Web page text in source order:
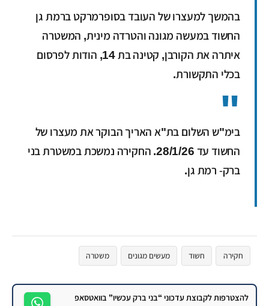
בהמשך למעצרו של העובד בסופרמרקט ברמת גן
החשוד במעשה מגונה והטרדה מינית, המשטרה
איתרה את הקורבן, קטינה בת 14, הודות לפרסום
בכלי התקשורת.
בימ"ש השלום בת"א האריך הבוקר את מעצרו של
החשוד עד 28/1/26. החקירה נמשכת במשטרת בני
ברק- רמת גן.
חקירה חשוד מעשים מגונים משטרה
להצטרפות לקבוצת עדכוני “בני ברק עכשיו” בוואטסאפ